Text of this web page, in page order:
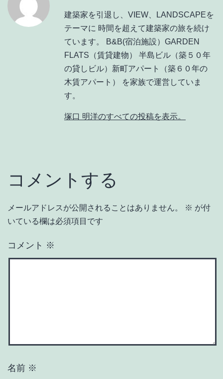
建築家を引退し、VIEW、LANDSCAPEを
テーマに 時間を超えて建築家の旅を続け
ています。 B&B(宿泊施設）GARDEN
FLATS（賃貸建物） 半島ビル（築５０年
の貸しビル）新町アパート（築６０年の
木賃アパート） を家族で運営していま
す。
塚口 明洋のすべての投稿を表示。
コメントする
メールアドレスが公開されることはありません。 ※ が付
いている欄は必須項目です
コメント ※
名前 ※